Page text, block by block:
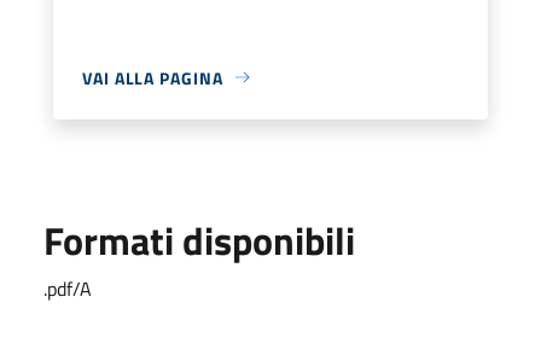
VAI ALLA PAGINA
Formati disponibili
.pdf/A